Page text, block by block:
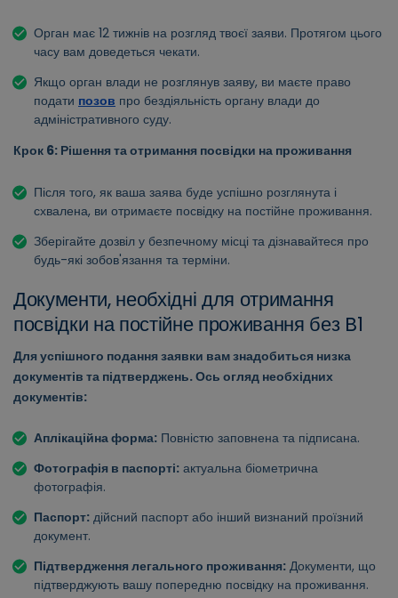
Орган має 12 тижнів на розгляд твоєї заяви. Протягом цього
часу вам доведеться чекати.
Якщо орган влади не розглянув заяву, ви маєте право
подати позов про бездіяльність органу влади до
адміністративного суду.
Крок 6: Рішення та отримання посвідки на проживання
Після того, як ваша заява буде успішно розглянута і
схвалена, ви отримаєте посвідку на постійне проживання.
Зберігайте дозвіл у безпечному місці та дізнавайтеся про
будь-які зобов'язання та терміни.
Документи, необхідні для отримання
посвідки на постійне проживання без B1
Для успішного подання заявки вам знадобиться низка
документів та підтверджень. Ось огляд необхідних
документів:
Аплікаційна форма: Повністю заповнена та підписана.
Фотографія в паспорті: актуальна біометрична
фотографія.
Паспорт: дійсний паспорт або інший визнаний проїзний
документ.
Підтвердження легального проживання: Документи, що
підтверджують вашу попередню посвідку на проживання.